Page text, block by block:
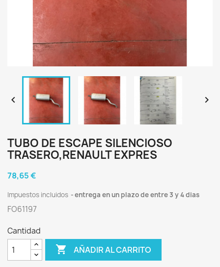
 
TUBO DE ESCAPE SILENCIOSO
TRASERO,RENAULT EXPRES
78,65 €
Impuestos incluidos entrega en un plazo de entre 3 y 4 dias
FO61197
Cantidad
 AÑADIR AL CARRITO